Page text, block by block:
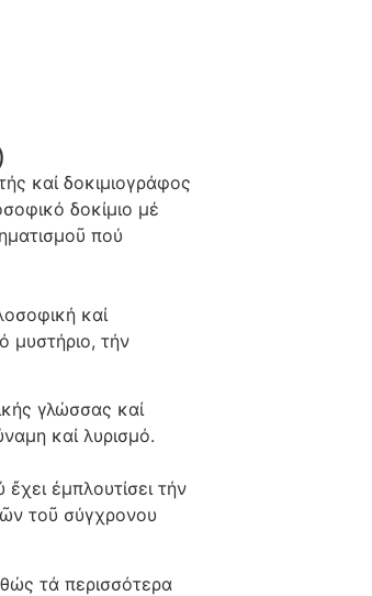
καί δοκιμιογράφος
δοκίμιο μέ
πού
καί
μυστήριο, τήν
γλώσσας καί
καί λυρισμό.
ἐμπλουτίσει τήν
τοῦ σύγχρονου
τά περισσότερα